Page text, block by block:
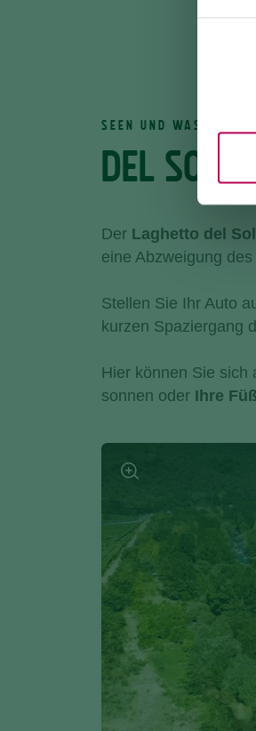
DEL
SEEN UND
Der Laghetto del
eine Abzweigung
Stellen Sie Ihr Auto
kurzen Spaziergang
Hier können Sie sich
sonnen oder Ihre